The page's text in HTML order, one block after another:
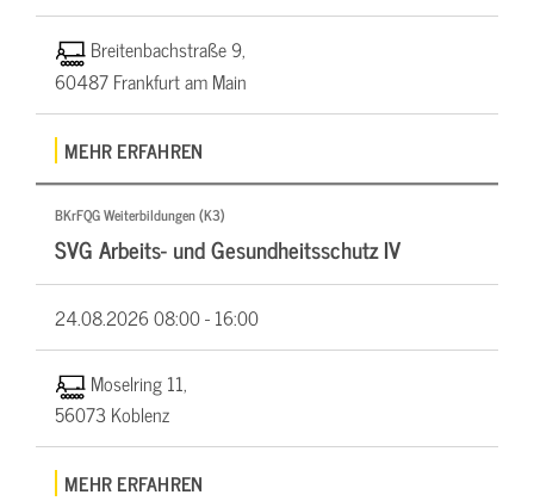
Breitenbachstraße 9,
60487 Frankfurt am Main
MEHR ERFAHREN
BKrFQG Weiterbildungen (K3)
SVG Arbeits- und Gesundheitsschutz IV
24.08.202608:00 - 16:00
Moselring 11,
56073 Koblenz
MEHR ERFAHREN